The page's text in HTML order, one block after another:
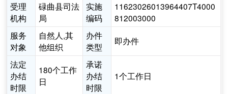
受理
机构
碌曲县司法
局
实施
编码
11623026013964407T4000
812003000
服务
对象
自然人,其
他组织
办件
类型
即办件
法定
办结
时限
180个工作
日
承诺
办结
时限
1个工作日